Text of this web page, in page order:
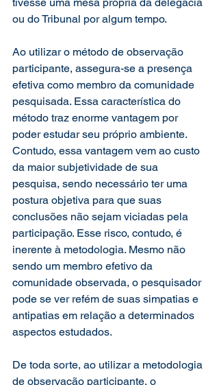
ou do Tribunal por algum tempo.
Ao utilizar o método de observação
participante, assegura-se a presença
efetiva como membro da comunidade
pesquisada. Essa característica do
método traz enorme vantagem por
poder estudar seu próprio ambiente.
Contudo, essa vantagem vem ao custo
da maior subjetividade de sua
pesquisa, sendo necessário ter uma
postura objetiva para que suas
conclusões não sejam viciadas pela
participação. Esse risco, contudo, é
inerente à metodologia. Mesmo não
sendo um membro efetivo da
comunidade observada, o pesquisador
pode se ver refém de suas simpatias e
antipatias em relação a determinados
aspectos estudados.
De toda sorte, ao utilizar a metodologia
de observação participante, o